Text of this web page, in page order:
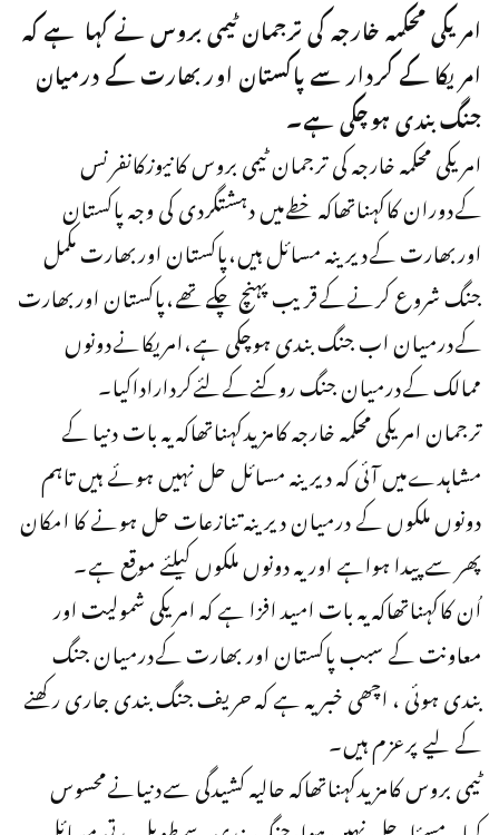
امریکی محکمہ خارجہ کی ترجمان ٹیمی بروس نے کہا ہے کہ
امریکا کے کردار سے پاکستان اوربھارت کے درمیان
جنگ بندی ہوچکی ہے۔
امریکی محکمہ خارجہ کی ترجمان ٹیمی بروس کانیوزکانفرنس
کےدوران کاکہناتھاکہ خطےمیں دہشتگردی کی وجہ پاکستان
اوربھارت کےدیرینہ مسائل ہیں،پاکستان اوربھارت مکمل
جنگ شروع کرنےکےقریب پہنچ چکےتھے،پاکستان اوربھارت
کےدرمیان اب جنگ بندی ہوچکی ہے،امریکانےدونوں
ممالک کےدرمیان جنگ روکنےکےلئےکرداراداکیا۔
ترجمان امریکی محکمہ خارجہ کامزیدکہناتھاکہ یہ بات دنیا کے
مشاہدےمیں آئی کہ دیرینہ مسائل حل نہیں ہوئے ہیں تاہم
دونوں ملکوں کے درمیان دیرینہ تنازعات حل ہونے کا امکان
پھر سے پیدا ہواہے اوریہ دونوں ملکوں کیلئے موقع ہے۔
اُن کاکہناتھاکہ یہ بات امید افزا ہے کہ امریکی شمولیت اور
معاونت کے سبب پاکستان اور بھارت کےدرمیان جنگ
بندی ہوئی ، اچھی خبر یہ ہے کہ حریف جنگ بندی جاری رکھنے
کے لیے پرعزم ہیں۔
ٹیمی بروس کامزیدکہناتھاکہ حالیہ کشیدگی سےدنیانےمحسوس